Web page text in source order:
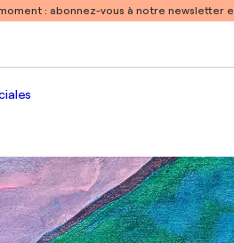
: abonnez-vous à notre newsletter